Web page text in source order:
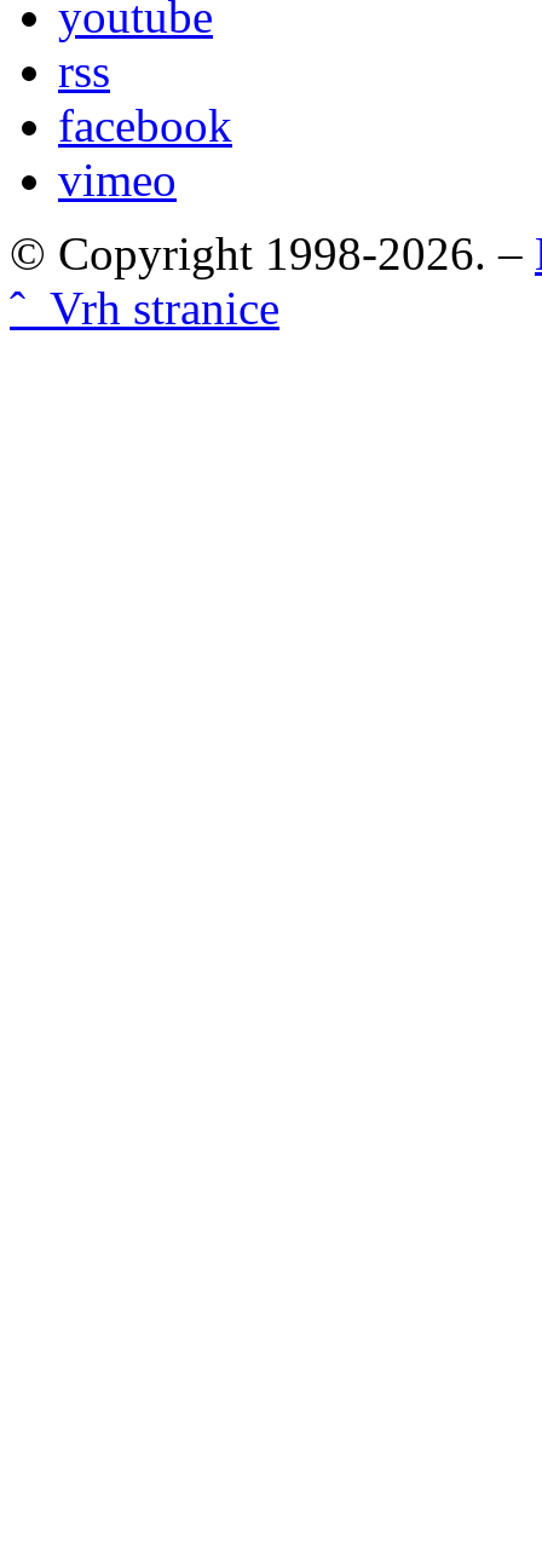
youtube
rss
facebook
vimeo
© Copyright 1998-2026. –
ˆ Vrh stranice